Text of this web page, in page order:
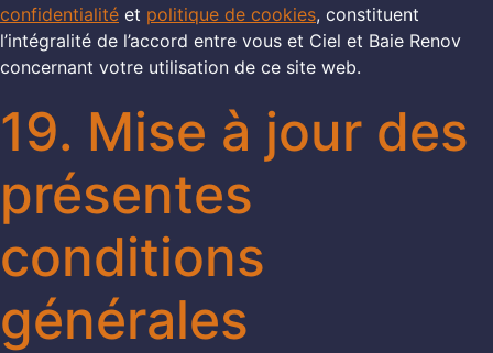
confidentialité et politique de cookies, constituent
l’intégralité de l’accord entre vous et Ciel et Baie Renov
concernant votre utilisation de ce site web.
19. Mise à jour des
présentes
conditions
générales